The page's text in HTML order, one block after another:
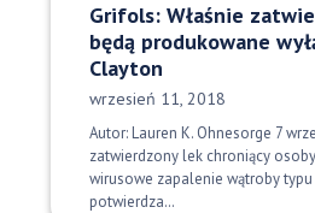
Grifols: Właśnie
będą produkowane
Clayton
Data opublikowania:
wrzesień 11, 2018
Autor: Lauren K. Ohnesorge 7
zatwierdzony lek chroniący
wirusowe zapalenie wątroby typu
potwierdza…